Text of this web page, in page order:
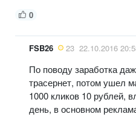
0
FSB26 23 22.10.2016
По поводу заработка
трасернет, потом ушел
1000 кликов 10 рублей,
день, в основном